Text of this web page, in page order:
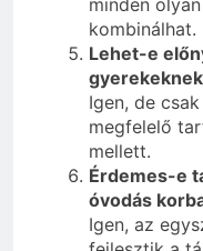
kombinálhat.
Lehet-e
Igen, de
megfelelő
mellett.
Érdemes-e
óvodás
Igen, az